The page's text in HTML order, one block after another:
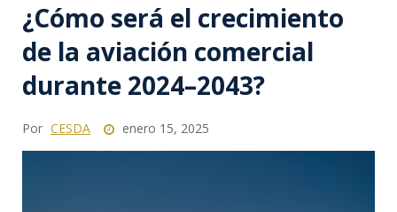
¿Cómo será el crecimiento
de la aviación comercial
durante 2024–2043?
Por CESDA enero 15, 2025